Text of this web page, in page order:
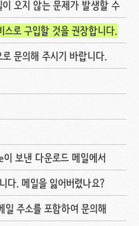
오지 않는 문제가 발생할 수
로 구입할 것을 권장합니다.
로 문의해 주시기 바랍니다.
보낸 다운로드 메일에서
다. 메일을 잃어버렸나요?
주소를 포함하여 문의해